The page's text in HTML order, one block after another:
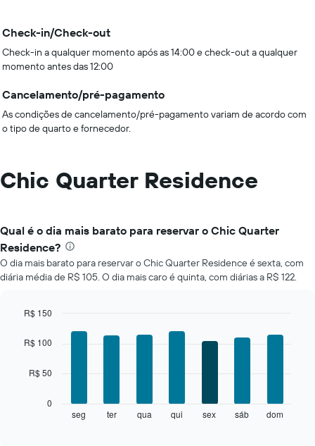
Check-in/Check-out
Check-in a qualquer momento após as 14:00 e check-out a qualquer
momento antes das 12:00
Cancelamento/pré-pagamento
As condições de cancelamento/pré-pagamento variam de acordo com
o tipo de quarto e fornecedor.
Chic Quarter Residence
Qual é o dia mais barato para reservar o Chic Quarter
Residence?
O dia mais barato para reservar o Chic Quarter Residence é sexta, com
diária média de R$ 105. O dia mais caro é quinta, com diárias a R$ 122.
chart
with
bars.
graphic.
seg ter qua qui sex sáb dom
0
R$ 50
R$ 100
R$ 150